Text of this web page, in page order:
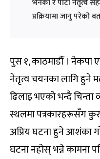
भनेको र पार्टी नेतृत्व
प्रक्रियामा जानु परेको
पुस १, काठमाडौँ । नेकपा
नेतृत्व चयनका लागि हुने
ढिलाइ भएको भन्दै
स्थलमा पत्रकारहरूसँग
अप्रिय घटना हुने आशंका
घटना नहोस् भन्ने कामना